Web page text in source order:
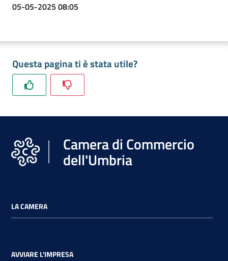
05-05-2025 08:05
Questa pagina ti è stata utile?
Camera di Commercio
dell'Umbria
LA CAMERA
AVVIARE L'IMPRESA